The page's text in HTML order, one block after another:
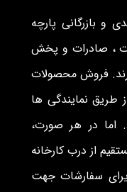
و بازرگانی پارچه
، صادرات و پخش
فروش محصولات
طریق نمایندگی ها
اما در هر صورت،
از درب کارخانه
سفارشات جهت